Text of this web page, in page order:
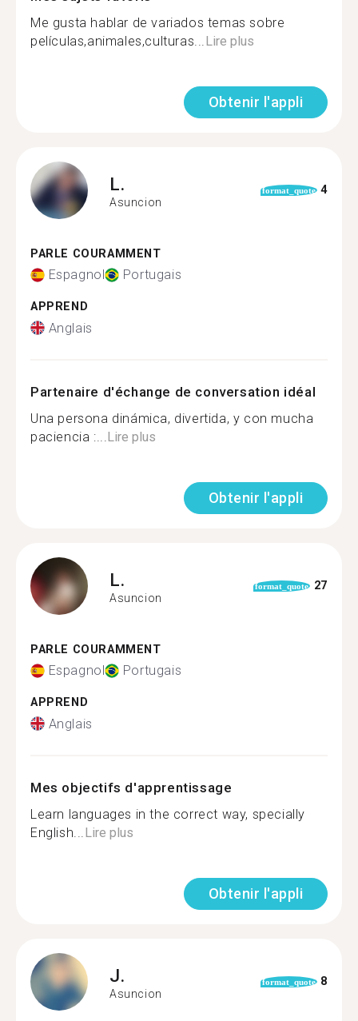
Me gusta hablar de variados temas sobre
películas,animales,culturas... Lire plus
Obtenir l'appli
L.
Asuncion
format_quote 4
PARLE COURAMMENT
Espagnol Portugais
APPREND
Anglais
Partenaire d'échange de conversation idéal
Una persona dinámica, divertida, y con mucha
paciencia :... Lire plus
Obtenir l'appli
L.
Asuncion
format_quote 27
PARLE COURAMMENT
Espagnol Portugais
APPREND
Anglais
Mes objectifs d'apprentissage
Learn languages in the correct way, specially
English... Lire plus
Obtenir l'appli
J.
Asuncion
format_quote 8